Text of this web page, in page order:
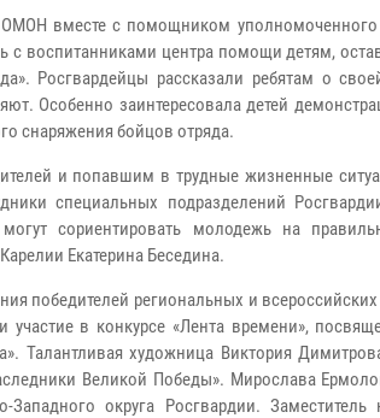
ОМОН вместе с помощником
с воспитанниками центра помощи детям,
Росгвардейцы рассказали ребятам о
Особенно заинтересовала детей
снаряжения бойцов отряда.
и попавшим в трудные жизненные
специальных подразделений
сориентировать молодежь на
Екатерина Беседина.
победителей региональных и
в конкурсе «Лента времени»,
Талантливая художница Виктория
Великой Победы». Мирослава
округа Росгвардии. Заместитель